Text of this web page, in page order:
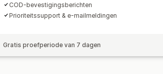
COD-bevestigingsberichten
Prioriteitssupport & e-mailmeldingen
Gratis proefperiode van 7 dagen